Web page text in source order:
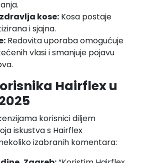
kose: Kosa postaje
i sjajna.
Redovita uporaba omogućuje
vlasi i smanjuje pojavu
Hairflex u
korisnici diljem
iskustva s Hairflex
izabranih komentara: